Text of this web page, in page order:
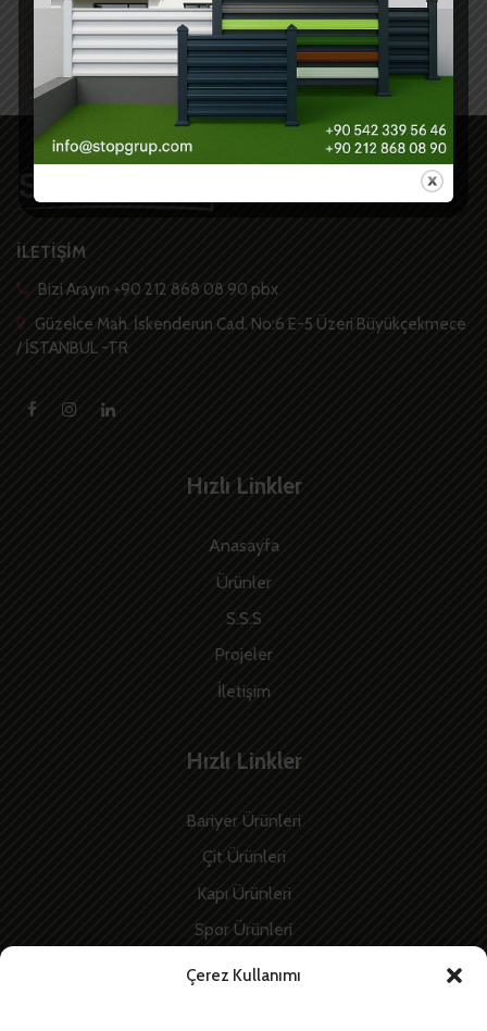
Çerez Kullanımı
Gürpınar Peyzaj – Panel Çit Kapı
İLETİŞİM
Bizi Arayın +90 212 868 08 90 pbx
Güzelce Mah. İskenderun Cad. No:6 E-5 Üzeri Büyükçekmece
/ İSTANBUL -TR
Hızlı Linkler
Anasayfa
Ürünler
S.S.S
Projeler
İletişim
Hızlı Linkler
Bariyer Ürünleri
Çit Ürünleri
Kapı Ürünleri
Spor Ürünleri
İnşaat Ürünleri